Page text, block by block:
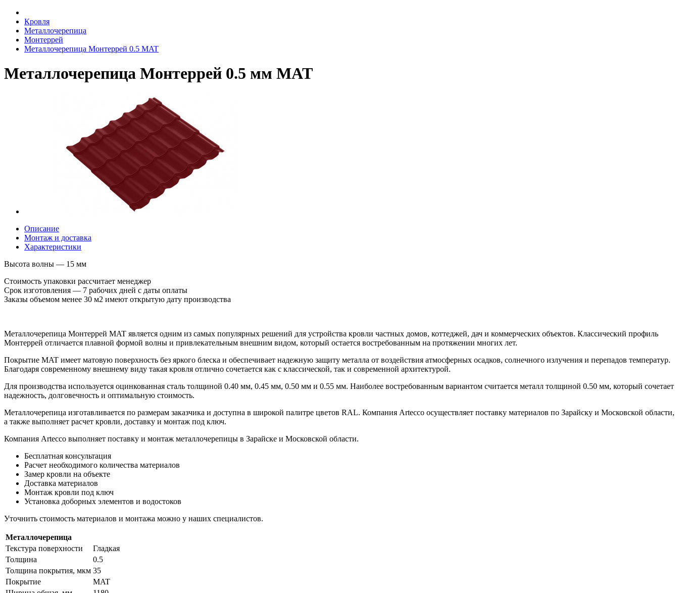
Кровля
Металлочерепица
Монтеррей
Металлочерепица Монтеррей 0.5 MAT
Металлочерепица Монтеррей 0.5 мм MAT
Описание
Монтаж и доставка
Характеристики
Высота волны — 15 мм
Стоимость упаковки рассчитает менеджер
Срок изготовления — 7 рабочих дней с даты оплаты
Заказы объемом менее 30 м2 имеют открытую дату производства
Металлочерепица Монтеррей MAT является одним из самых популярных решений для устройства кровли частных домов, коттеджей, дач и коммерческих объектов. Классический профиль
Монтеррей отличается плавной формой волны и привлекательным внешним видом, который остается востребованным на протяжении многих лет.
Покрытие MAT имеет матовую поверхность без яркого блеска и обеспечивает надежную защиту металла от воздействия атмосферных осадков, солнечного излучения и перепадов температур.
Благодаря современному внешнему виду такая кровля отлично сочетается как с классической, так и современной архитектурой.
Для производства используется оцинкованная сталь толщиной 0.40 мм, 0.45 мм, 0.50 мм и 0.55 мм. Наиболее востребованным вариантом считается металл толщиной 0.50 мм, который сочетает
надежность, долговечность и оптимальную стоимость.
Металлочерепица изготавливается по размерам заказчика и доступна в широкой палитре цветов RAL. Компания Artecco осуществляет поставку материалов по Зарайску и Московской области,
а также выполняет расчет кровли, доставку и монтаж под ключ.
Компания Artecco выполняет поставку и монтаж металлочерепицы в Зарайске и Московской области.
Бесплатная консультация
Расчет необходимого количества материалов
Замер кровли на объекте
Доставка материалов
Монтаж кровли под ключ
Установка доборных элементов и водостоков
Уточнить стоимость материалов и монтажа можно у наших специалистов.
Металлочерепица
Текстура поверхности
Гладкая
Толщина
0.5
Толщина покрытия, мкм 35
Покрытие
MAT